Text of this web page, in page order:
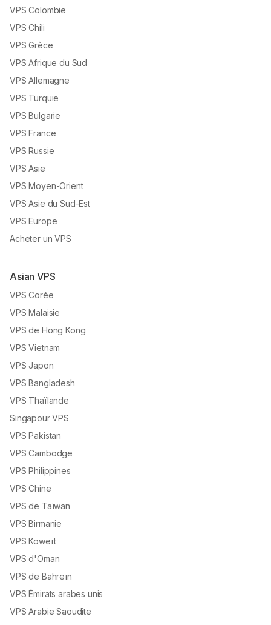
VPS Colombie
VPS Chili
VPS Grèce
VPS Afrique du Sud
VPS Allemagne
VPS Turquie
VPS Bulgarie
VPS France
VPS Russie
VPS Asie
VPS Moyen-Orient
VPS Asie du Sud-Est
VPS Europe
Acheter un VPS
Asian VPS
VPS Corée
VPS Malaisie
VPS de Hong Kong
VPS Vietnam
VPS Japon
VPS Bangladesh
VPS Thaïlande
Singapour VPS
VPS Pakistan
VPS Cambodge
VPS Philippines
VPS Chine
VPS de Taïwan
VPS Birmanie
VPS Koweït
VPS d'Oman
VPS de Bahreïn
VPS Émirats arabes unis
VPS Arabie Saoudite